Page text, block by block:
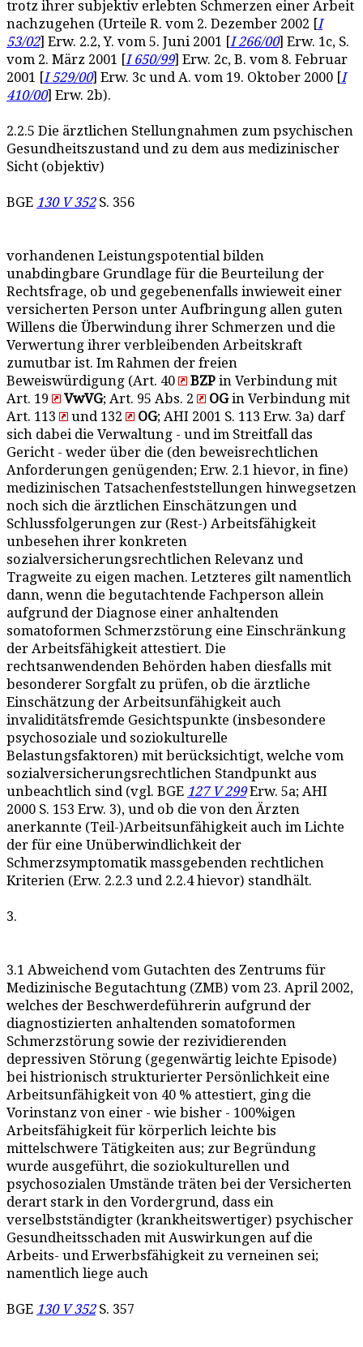
trotz ihrer subjektiv erlebten Schmerzen einer Arbeit
nachzugehen (Urteile R. vom 2. Dezember 2002 [I
53/02] Erw. 2.2, Y. vom 5. Juni 2001 [I 266/00] Erw. 1c, S.
vom 2. März 2001 [I 650/99] Erw. 2c, B. vom 8. Februar
2001 [I 529/00] Erw. 3c und A. vom 19. Oktober 2000 [I
410/00] Erw. 2b).
2.2.5 Die ärztlichen Stellungnahmen zum psychischen
Gesundheitszustand und zu dem aus medizinischer
Sicht (objektiv)
BGE 130 V 352S. 356
vorhandenen Leistungspotential bilden
unabdingbare Grundlage für die Beurteilung der
Rechtsfrage, ob und gegebenenfalls inwieweit einer
versicherten Person unter Aufbringung allen guten
Willens die Überwindung ihrer Schmerzen und die
Verwertung ihrer verbleibenden Arbeitskraft
zumutbar ist. Im Rahmen der freien
Beweiswürdigung (Art. 40
BZP in Verbindung mit
Art. 19
VwVG; Art. 95 Abs. 2 OGin Verbindung mit
Art. 113
und 132 OG; AHI 2001 S. 113 Erw. 3a) darf
sich dabei die Verwaltung - und im Streitfall das
Gericht - weder über die (den beweisrechtlichen
Anforderungen genügenden; Erw. 2.1 hievor, in fine)
medizinischen Tatsachenfeststellungen hinwegsetzen
noch sich die ärztlichen Einschätzungen und
Schlussfolgerungen zur (Rest-) Arbeitsfähigkeit
unbesehen ihrer konkreten
sozialversicherungsrechtlichen Relevanz und
Tragweite zu eigen machen. Letzteres gilt namentlich
dann, wenn die begutachtende Fachperson allein
aufgrund der Diagnose einer anhaltenden
somatoformen Schmerzstörung eine Einschränkung
der Arbeitsfähigkeit attestiert. Die
rechtsanwendenden Behörden haben diesfalls mit
besonderer Sorgfalt zu prüfen, ob die ärztliche
Einschätzung der Arbeitsunfähigkeit auch
invaliditätsfremde Gesichtspunkte (insbesondere
psychosoziale und soziokulturelle
Belastungsfaktoren) mit berücksichtigt, welche vom
sozialversicherungsrechtlichen Standpunkt aus
unbeachtlich sind (vgl. BGE 127 V 299Erw. 5a; AHI
2000 S. 153 Erw. 3), und ob die von den Ärzten
anerkannte (Teil-)Arbeitsunfähigkeit auch im Lichte
der für eine Unüberwindlichkeit der
Schmerzsymptomatik massgebenden rechtlichen
Kriterien (Erw. 2.2.3 und 2.2.4 hievor) standhält.
3.
3.1 Abweichend vom Gutachten des Zentrums für
Medizinische Begutachtung (ZMB) vom 23. April 2002,
welches der Beschwerdeführerin aufgrund der
diagnostizierten anhaltenden somatoformen
Schmerzstörung sowie der rezividierenden
depressiven Störung (gegenwärtig leichte Episode)
bei histrionisch strukturierter Persönlichkeit eine
Arbeitsunfähigkeit von 40 % attestiert, ging die
Vorinstanz von einer - wie bisher - 100%igen
Arbeitsfähigkeit für körperlich leichte bis
mittelschwere Tätigkeiten aus; zur Begründung
wurde ausgeführt, die soziokulturellen und
psychosozialen Umstände träten bei der Versicherten
derart stark in den Vordergrund, dass ein
verselbstständigter (krankheitswertiger) psychischer
Gesundheitsschaden mit Auswirkungen auf die
Arbeits- und Erwerbsfähigkeit zu verneinen sei;
namentlich liege auch
BGE 130 V 352S. 357